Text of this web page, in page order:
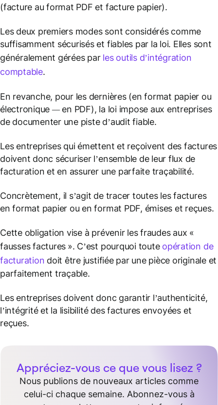
(facture au format PDF et facture papier).
Les deux premiers modes sont considérés comme
suffisamment sécurisés et fiables par la loi. Elles sont
généralement gérées par les outils d’intégration
comptable.
En revanche, pour les dernières (en format papier ou
électronique — en PDF), la loi impose aux entreprises
de documenter une piste d’audit fiable.
Les entreprises qui émettent et reçoivent des factures
doivent donc sécuriser l’ensemble de leur flux de
facturation et en assurer une parfaite traçabilité.
Concrètement, il s’agit de tracer toutes les factures
en format papier ou en format PDF, émises et reçues.
Cette obligation vise à prévenir les fraudes aux «
fausses factures ». C’est pourquoi toute opération de
facturation doit être justifiée par une pièce originale et
parfaitement traçable.
Les entreprises doivent donc garantir l’authenticité,
l’intégrité et la lisibilité des factures envoyées et
reçues.
Appréciez-vous ce que vous lisez ?
Nous publions de nouveaux articles comme
celui-ci chaque semaine. Abonnez-vous à